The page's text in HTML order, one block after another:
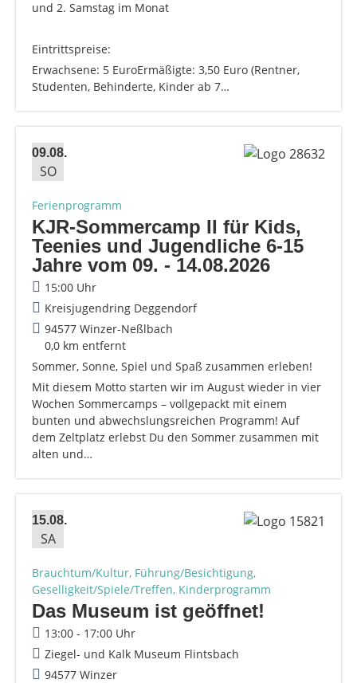
und 2. Samstag im Monat
Eintrittspreise:
Erwachsene: 5 EuroErmäßigte: 3,50 Euro (Rentner,
Studenten, Behinderte, Kinder ab 7…
09.08.
SO
Ferienprogramm
KJR-Sommercamp II für Kids,
Teenies und Jugendliche 6-15
Jahre vom 09. - 14.08.2026
15:00 Uhr
Kreisjugendring Deggendorf
94577 Winzer-Neßlbach
0,0 km entfernt
Sommer, Sonne, Spiel und Spaß zusammen erleben!
Mit diesem Motto starten wir im August wieder in vier
Wochen Sommercamps – vollgepackt mit einem
bunten und abwechslungsreichen Programm! Auf
dem Zeltplatz erlebst Du den Sommer zusammen mit
alten und…
15.08.
SA
Brauchtum/Kultur, Führung/Besichtigung,
Geselligkeit/Spiele/Treffen, Kinderprogramm
Das Museum ist geöffnet!
13:00 - 17:00 Uhr
Ziegel- und Kalk Museum Flintsbach
94577 Winzer